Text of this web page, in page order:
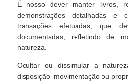
É nosso dever manter livros,
demonstrações detalhadas e
transações efetuadas, que
documentadas, refletindo de
natureza.
Ocultar ou dissimular a
disposição, movimentação ou